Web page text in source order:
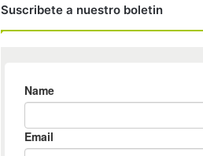
Suscribete a nuestro boletin